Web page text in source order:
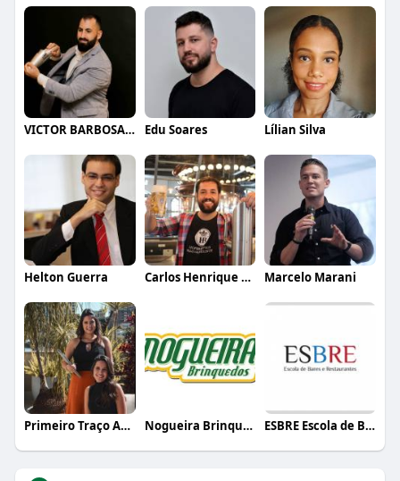
VICTOR BARBOSA QUARANTA Edu Soares Lílian Silva
Helton Guerra Carlos Henrique de Faria Vasconcelos Marcelo Marani
Primeiro Traço Arquitetura Nogueira Brinquedos ESBRE Escola de Bares e Restaurantes